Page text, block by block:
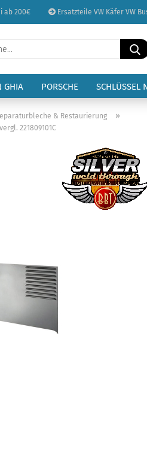
ab 200€ Ersatzteile VW Käfer VW
Sprache
Lieferland
Konto
GHIA PORSCHE SCHLÜSSEL
& Restaurierung »
221809101C